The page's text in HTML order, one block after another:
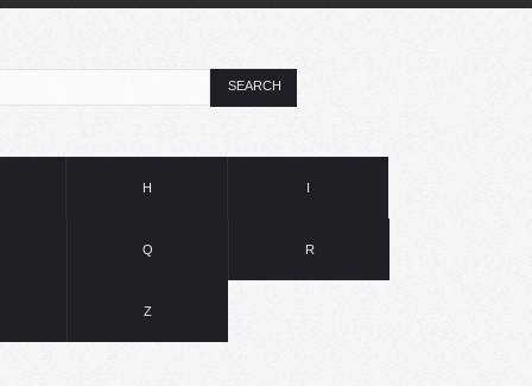
SEARCH
H I
Q R
Z